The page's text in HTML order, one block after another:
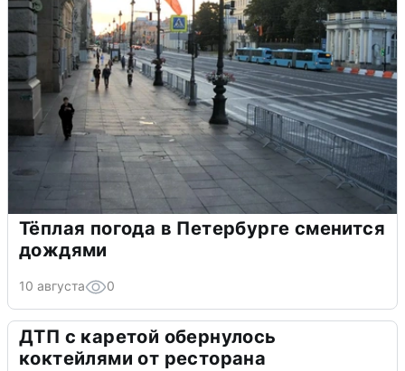
Тёплая погода в Петербурге сменится
дождями
10 августа 0
ДТП с каретой обернулось
коктейлями от ресторана